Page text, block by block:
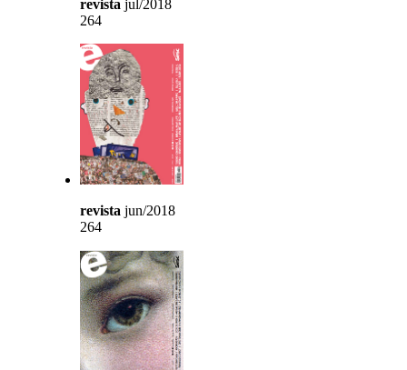
revista jul/2018
264
revista jun/2018
264